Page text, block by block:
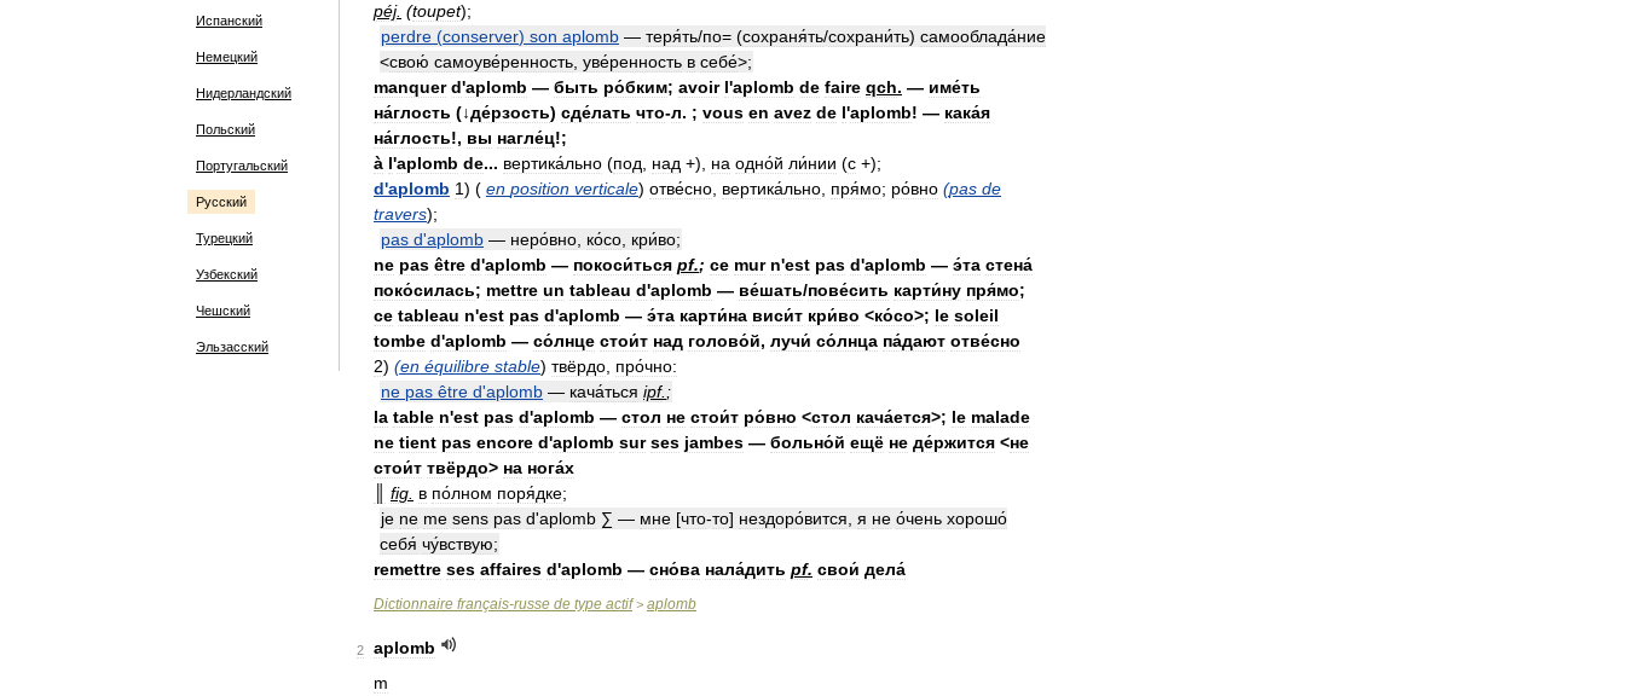
Испанский
Немецкий
Нидерландский
Польский
Португальский
Русский
Турецкий
Узбекский
Чешский
Эльзасский
péj. (toupet);
perdre (conserver) son aplomb — теря́ть/по= (сохраня́ть/сохрани́ть) самооблада́ние
<свою́ самоуве́ренность уве́ренность в себе́>;
manquer d'aplomb — быть ро́бким; avoir l'aplomb de faire qch. — име́ть
на́глость (↓де́рзость) сде́лать что-л. ; vous en avez de l'aplomb! — кака́я
на́глость!, вы нагле́ц!;
à l'aplomb de... вертика́льно (под над +), на одно́й ли́нии (с +);
d'aplomb 1) ( en position verticale) отве́сно вертика́льно пря́мо; ро́вно (pas de
travers);
pas d'aplomb — неро́вно ко́со кри́во;
ne pas être d'aplomb — покоси́ться pf.; ce mur n'est pas d'aplomb — э́та стена́
поко́силась; mettre un tableau d'aplomb — ве́шать/пове́сить карти́ну пря́мо;
ce tableau n'est pas d'aplomb — э́та карти́на виси́т кри́во <ко́со>; le soleil
tombe d'aplomb — со́лнце стои́т над голово́й, лучи́ со́лнца па́дают отве́сно
2) (en équilibre stable) твёрдо про́чно:
ne pas être d'aplomb — кача́ться ipf. ;
la table n'est pas d'aplomb — стол не стои́т ро́вно <стол кача́ется>; le malade
ne tient pas encore d'aplomb sur ses jambes — больно́й ещё не де́ржится <не
стои́т твёрдо> на нога́х
fig в по́лном поря́дке;
je ne me sens pas d'aplomb ∑ — мне [что-то] нездоро́вится я не о́чень хорошо́
себя́ чу́вствую;
remettre ses affaires d'aplomb — сно́ва нала́дить pf. свои́ дела́
Dictionnaire français-russe de type actif> aplomb
2
aplomb
m